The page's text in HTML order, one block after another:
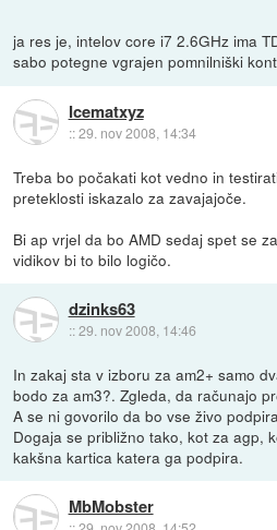
ja res je, intelov core i7 2.6GHz ima
sabo potegne vgrajen pomnilniški
Icematxyz
::29. nov 2008, 14:34
Treba bo počakati kot vedno in
preteklosti iskazalo za zavajajoče.
Bi ap vrjel da bo AMD sedaj spet se
vidikov bi to bilo logičo.
dzinks63
::29. nov 2008, 14:46
In zakaj sta v izboru za am2+ samo
bodo za am3?. Zgleda, da računajo
A se ni govorilo da bo vse živo
Dogaja se približno tako, kot za agp,
kakšna kartica katera ga podpira.
MbMobster